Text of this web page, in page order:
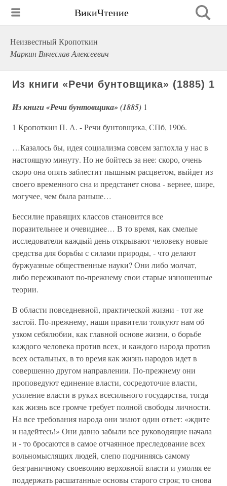
ВикиЧтение
Неизвестный Кропоткин
Маркин Вячеслав Алексеевич
Из книги «Речи бунтовщика» (1885) 1
Из книги «Речи бунтовщика» (1885) 1
1 Кропоткин П. А. - Речи бунтовщика, СПб, 1906.
…Казалось бы, идея социализма совсем заглохла у нас в
настоящую минуту. Но не бойтесь за нее: скоро, очень
скоро она опять заблестит пышным расцветом, выйдет из
своего временного сна и предстанет снова - вернее, шире,
могучее, чем была раньше…
Бессилие правящих классов становится все
поразительнее и очевиднее… В то время, как смелые
исследователи каждый день открывают человеку новые
средства для борьбы с силами природы, - что делают
буржуазные общественные науки? Они либо молчат,
либо переживают по-прежнему свои старые изношенные
теории.
В области повседневной, практической жизни - тот же
застой. По-прежнему, наши правители толкуют нам об
узком себялюбии, как главной основе жизни, о борьбе
каждого человека против всех, и каждого народа против
всех остальных, в то время как жизнь народов идет в
совершенно другом направлении. По-прежнему они
проповедуют единение власти, сосредоточие власти,
усиление власти в руках всесильного государства, тогда
как жизнь все громче требует полной свободы личности.
На все требования народа они знают один ответ: «ждите
и надейтесь!» Они давно забыли все руководящие начала
и - то бросаются в самое отчаянное преследование всех
вольномыслящих людей, слепо подчиняясь самому
безграничному своеволию верховной власти и умоляя ее
поддержать расшатанные основы старого строя; то снова